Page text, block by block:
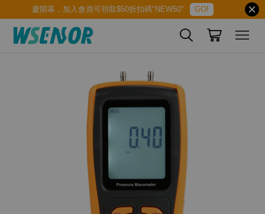
慶開幕，加入會員可領取$50折扣碼"NEW50" GO!